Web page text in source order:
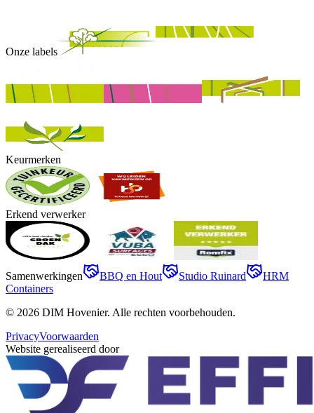
Onze labels
Keurmerken
Erkend verwerker
Samenwerkingen BBQ en Hout Studio Ruinard
HRM
Containers
© 2026 DIM Hovenier. Alle rechten voorbehouden.
PrivacyVoorwaarden
Website gerealiseerd door